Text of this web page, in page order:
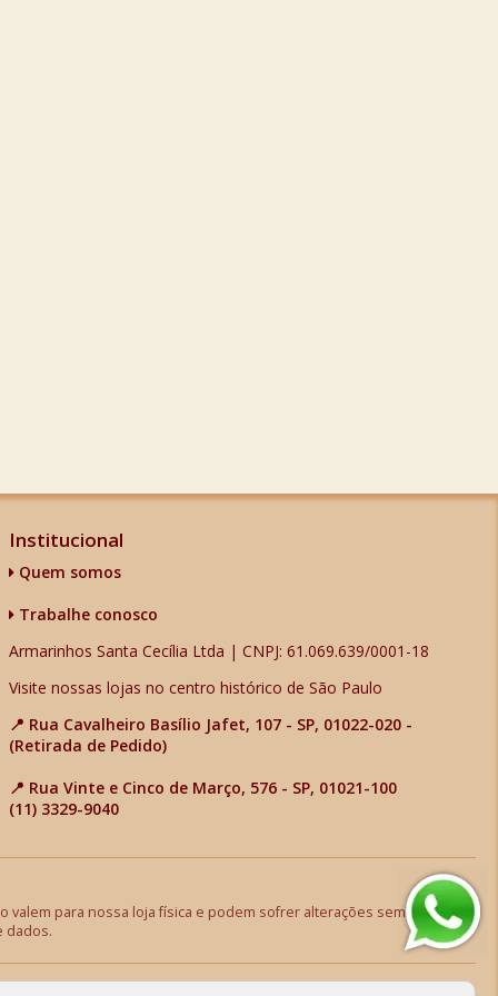
Institucional
Quem somos
Trabalhe conosco
Armarinhos Santa Cecília Ltda | CNPJ: 61.069.639/0001-18
Visite nossas lojas no centro histórico de São Paulo
📍 Rua Cavalheiro Basílio Jafet, 107 - SP, 01022-020 -
(Retirada de Pedido)
📍 Rua Vinte e Cinco de Março, 576 - SP, 01021-100
(11) 3329-9040
para nossa loja física e podem sofrer alterações sem aviso
dados.